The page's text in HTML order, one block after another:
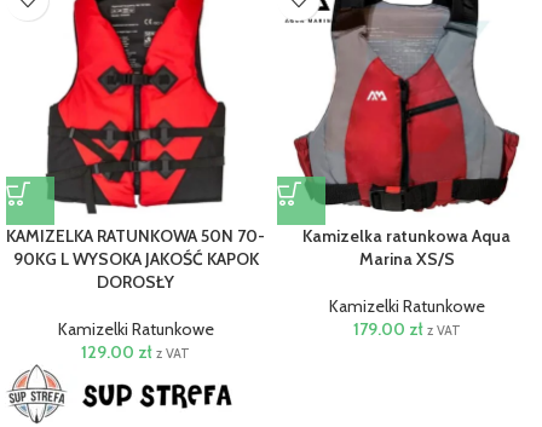
KAMIZELKA RATUNKOWA 50N 70-
90KG L WYSOKA JAKOŚĆ KAPOK
DOROSŁY
Kamizelki Ratunkowe
129.00 zł z VAT
Kamizelka ratunkowa Aqua
Marina XS/S
Kamizelki Ratunkowe
179.00 zł z VAT